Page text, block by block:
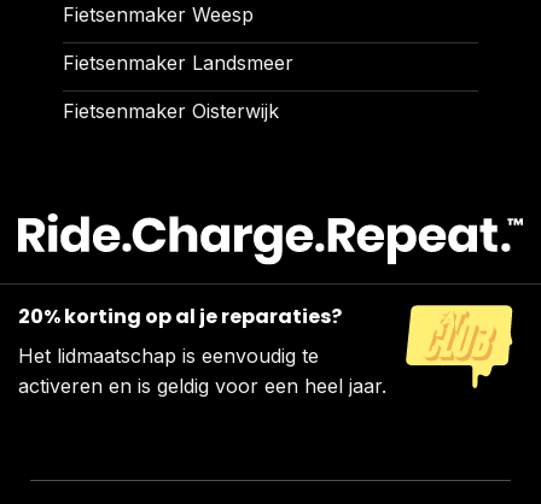
Fietsenmaker Weesp
Fietsenmaker Landsmeer
Fietsenmaker Oisterwijk
20% korting op al je reparaties?
Het lidmaatschap is eenvoudig te
activeren en is geldig voor een heel jaar.